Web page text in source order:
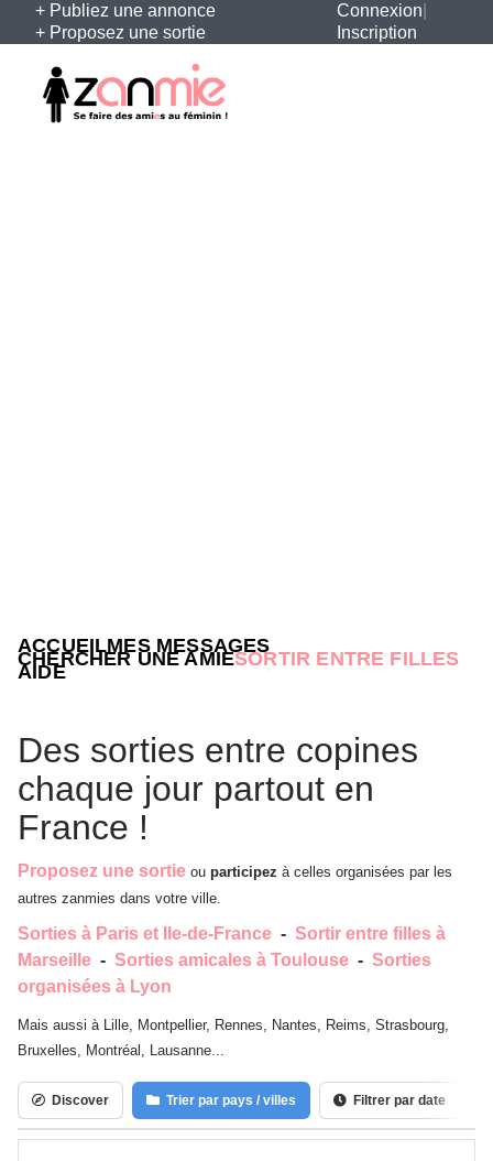
+ Publiez une annonce
+ Proposez une sortie
Connexion
Inscription
ACCUEILMES MESSAGES
CHERCHER UNE AMIESORTIR ENTRE FILLES
AIDE
Des sorties entre copines
chaque jour partout en
France !
Proposez une sortie ou participez à celles organisées par les
autres zanmies dans votre ville.
Sorties à Paris et Ile-de-France - Sortir entre filles à
Marseille - Sorties amicales à Toulouse - Sorties
organisées à Lyon
Mais aussi à Lille, Montpellier, Rennes, Nantes, Reims, Strasbourg,
Bruxelles, Montréal, Lausanne...
Discover Trier par pays / villes Filtrer par date